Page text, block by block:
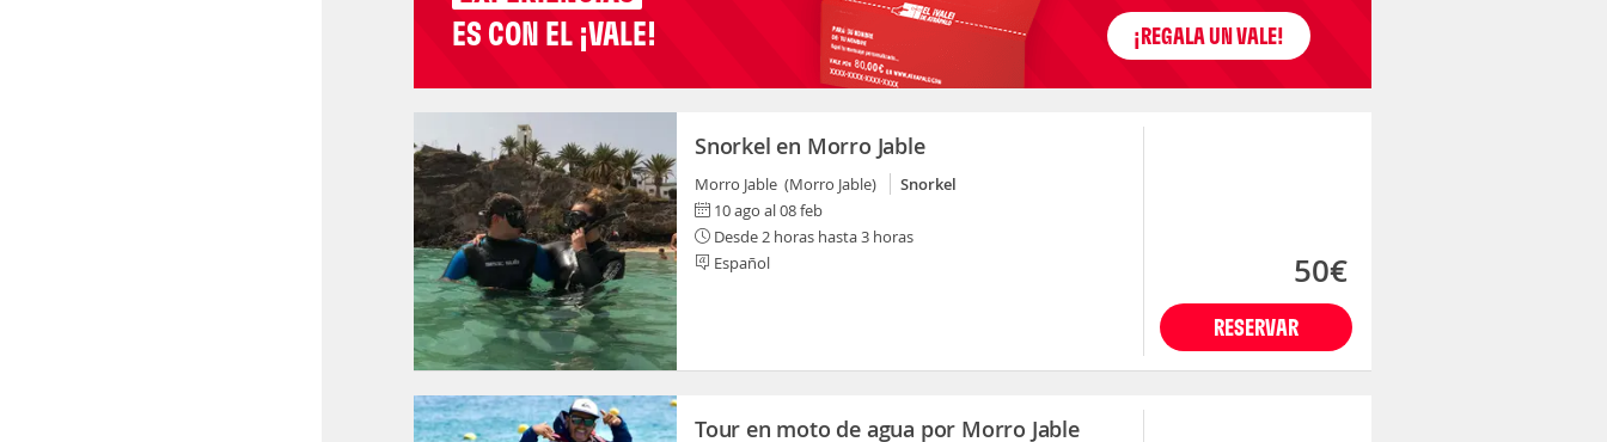
ES CON EL ¡VALE!
Snorkel en Morro Jable
Morro Jable (Morro Jable)
Snorkel
10 ago al 08 feb
Desde 2 horas hasta 3 horas
Español
RESERVAR
50€
Tour en moto de agua por Morro Jable